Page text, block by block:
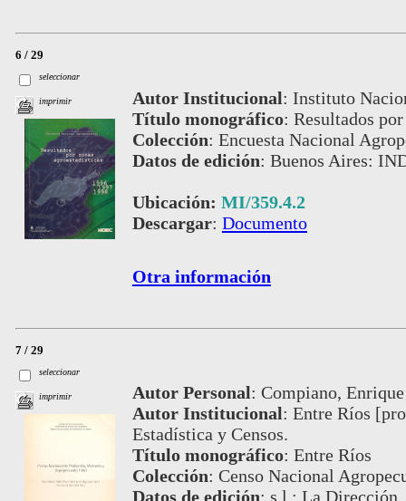
6 / 29
seleccionar
imprimir Autor Institucional: Instituto
Título monográfico: Resultados
Colección: Encuesta Nacional
Datos de edición: Buenos Aires:
Ubicación: MI/359.4.2
Descargar: Documento
Otra información
7 / 29
seleccionar
imprimir Autor Personal: Compiano,
Autor Institucional: Entre Ríos
Estadística y Censos.
Título monográfico: Entre Ríos
Colección: Censo Nacional
Datos de edición: s.l.: La Dirección,